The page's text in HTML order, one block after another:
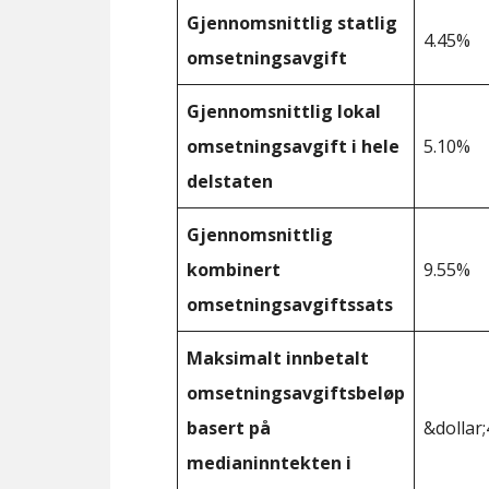
Gjennomsnittlig statlig
omsetningsavgift
4.45%
Gjennomsnittlig lokal
omsetningsavgift i hele
delstaten
5.10%
Gjennomsnittlig
kombinert
omsetningsavgiftssats
9.55%
Maksimalt innbetalt
omsetningsavgiftsbeløp
basert på
medianinntekten i